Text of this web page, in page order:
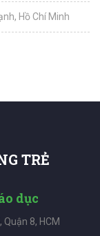
Hồ Chí Minh
TRẺ
dục
8, HCM